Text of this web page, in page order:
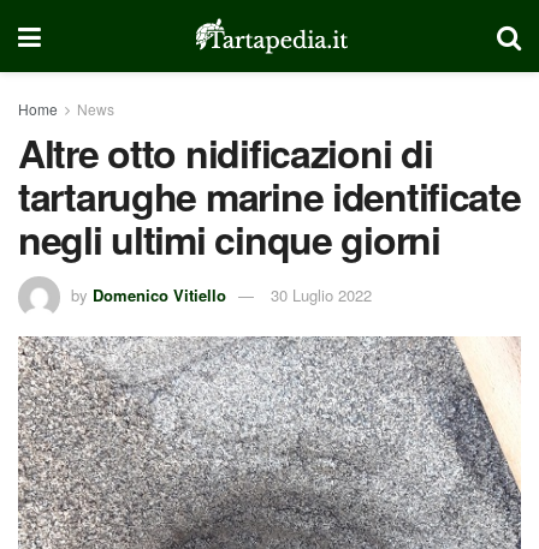
Home News
Altre otto nidificazioni di
tartarughe marine identificate
negli ultimi cinque giorni
by Domenico Vitiello 30 Luglio 2022